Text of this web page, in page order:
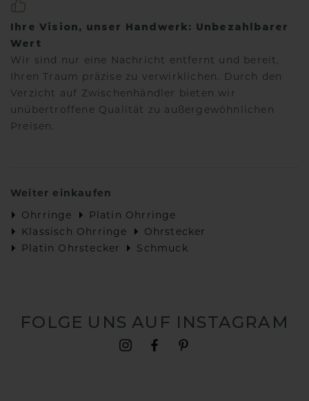
Ihre Vision, unser Handwerk: Unbezahlbarer
Wert
Wir sind nur eine Nachricht entfernt und bereit,
Ihren Traum präzise zu verwirklichen. Durch den
Verzicht auf Zwischenhändler bieten wir
unübertroffene Qualität zu außergewöhnlichen
Preisen.
Weiter einkaufen
Ohrringe
Platin Ohrringe
Klassisch Ohrringe
Ohrstecker
Platin Ohrstecker
Schmuck
FOLGE UNS AUF INSTAGRAM